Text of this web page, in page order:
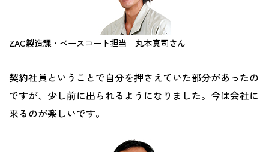
ZAC製造課・ベースコート担当 丸本真司さん
契約社員ということで自分を押さえていた部分があったの
ですが、少し前に出られるようになりました。今は会社に
来るのが楽しいです。